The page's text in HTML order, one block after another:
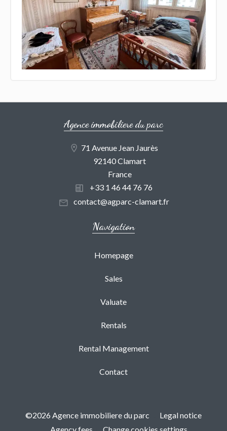
Agence immobiliere du parc
71 Avenue Jean Jaurès
92140 Clamart
France
+33 1 46 44 76 76
contact@agparc-clamart.fr
Navigation
Homepage
Sales
Valuate
Rentals
Rental Management
Contact
©2026 Agence immobiliere du parc
Legal notice
Agency fees
Change cookies settings